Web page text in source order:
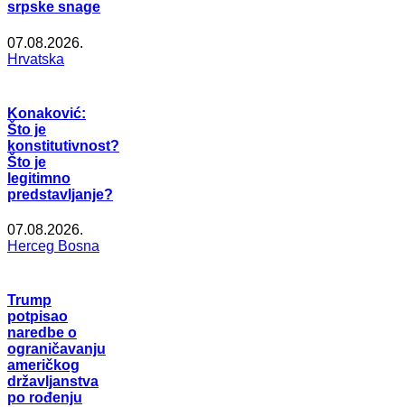
srpske snage
07.08.2026.
Hrvatska
Konaković:
Što je
konstitutivnost?
Što je
legitimno
predstavljanje?
07.08.2026.
Herceg Bosna
Trump
potpisao
naredbe o
ograničavanju
američkog
državljanstva
po rođenju